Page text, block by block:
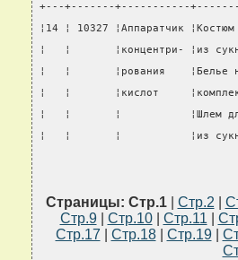
+---+-------+-----------
¦14 ¦ 10327 ¦Аппаратчик
¦   ¦       ¦концентри- ¦из
¦   ¦       ¦рования
¦   ¦       ¦кислот
¦   ¦       ¦           ¦Шлем
¦   ¦       ¦           ¦из
Страницы: Стр.1| Стр.2
Стр.9| Стр.10| Стр.11
Стр.17
Стр.18| Стр.19|